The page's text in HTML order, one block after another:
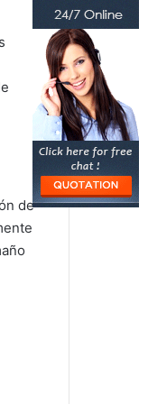
de